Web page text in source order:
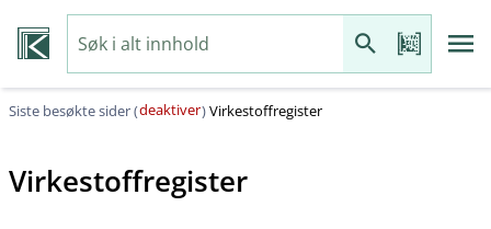
Siste besøkte sider (deaktiver)Virkestoffregister
Virkestoffregister